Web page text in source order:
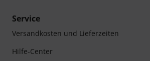
Service
Versandkosten und Lieferzeiten
Hilfe-Center